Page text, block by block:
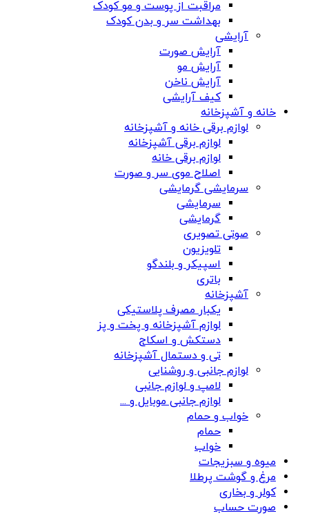
مراقبت از پوست و مو کودک
بهداشت سر و بدن کودک
آرایشی
آرایش صورت
آرایش مو
آرایش ناخن
کیف آرایشی
خانه و آشپزخانه
لوازم برقی خانه و آشپزخانه
لوازم برقی آشپزخانه
لوازم برقی خانه
اصلاح موی سر و صورت
سرمایشی گرمایشی
سرمایشی
گرمایشی
صوتی تصویری
تلویزیون
اسپیکر و بلندگو
باتری
آشپزخانه
یکبار مصرف پلاستیکی
لوازم آشپزخانه و پخت و پز
دستکش و اسکاج
تی و دستمال آشپزخانه
لوازم جانبی و روشنایی
لامپ و لوازم جانبی
لوازم جانبی موبایل و ...
خواب و حمام
حمام
خواب
میوه و سبزیجات
مرغ و گوشت پرطلا
کولر و بخاری
صورت حساب